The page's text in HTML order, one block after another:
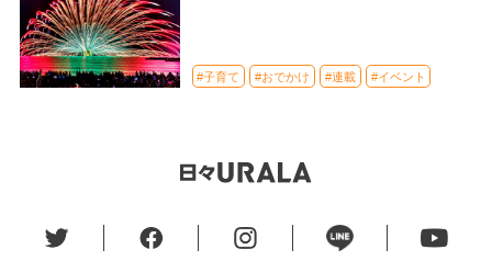
#子育て #おでかけ #連載 #イベント